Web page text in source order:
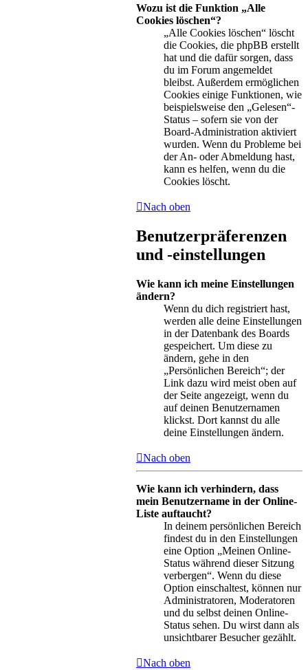
Wozu ist die Funktion „Alle
Cookies löschen“?
„Alle Cookies löschen“ löscht
die Cookies, die phpBB erstellt
hat und die dafür sorgen, dass
du im Forum angemeldet
bleibst. Außerdem ermöglichen
Cookies einige Funktionen, wie
beispielsweise den „Gelesen“-
Status – sofern sie von der
Board-Administration aktiviert
wurden. Wenn du Probleme bei
der An- oder Abmeldung hast,
kann es helfen, wenn du die
Cookies löscht.
Nach oben
Benutzerpräferenzen
und -einstellungen
Wie kann ich meine Einstellungen
ändern?
Wenn du dich registriert hast,
werden alle deine Einstellungen
in der Datenbank des Boards
gespeichert. Um diese zu
ändern, gehe in den
„Persönlichen Bereich“; der
Link dazu wird meist oben auf
der Seite angezeigt, wenn du
auf deinen Benutzernamen
klickst. Dort kannst du alle
deine Einstellungen ändern.
Nach oben
Wie kann ich verhindern, dass
mein Benutzername in der Online-
Liste auftaucht?
In deinem persönlichen Bereich
findest du in den Einstellungen
eine Option „Meinen Online-
Status während dieser Sitzung
verbergen“. Wenn du diese
Option einschaltest, können nur
Administratoren, Moderatoren
und du selbst deinen Online-
Status sehen. Du wirst dann als
unsichtbarer Besucher gezählt.
Nach oben